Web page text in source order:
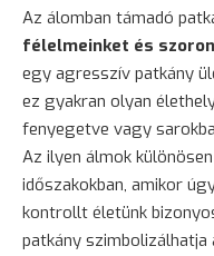
Az álomban támadó
félelmeinket és
egy agresszív patkány
ez gyakran olyan
fenyegetve vagy
Az ilyen álmok
időszakokban, amikor
kontrollt életünk
patkány